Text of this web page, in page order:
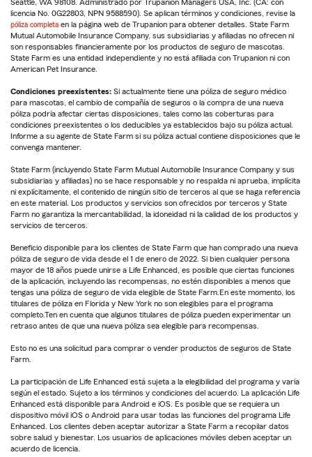
Seattle, WA 98108. Administrado por Trupanion Managers USA, Inc. (CA: con
licencia No. 0G22803, NPN 9588590). Se aplican términos y condiciones, revise la
póliza completa en la página web de Trupanion para obtener detalles. State Farm
Mutual Automobile Insurance Company, sus subsidiarias y afiliadas no ofrecen ni
son responsables financieramente por los productos de seguro de mascotas.
State Farm es una entidad independiente y no está afiliada con Trupanion ni con
American Pet Insurance.
Condiciones preexistentes: Si actualmente tiene una póliza de seguro médico
para mascotas, el cambio de compañía de seguros o la compra de una nueva
póliza podría afectar ciertas disposiciones, tales como las coberturas para
condiciones preexistentes o los deducibles ya establecidos bajo su póliza actual.
Informe a su agente de State Farm si su póliza actual contiene disposiciones que le
convenga mantener.
State Farm (incluyendo State Farm Mutual Automobile Insurance Company y sus
subsidiarias y afiliadas) no se hace responsable y no respalda ni aprueba, implícita
ni explícitamente, el contenido de ningún sitio de terceros al que se haga referencia
en este material. Los productos y servicios son ofrecidos por terceros y State
Farm no garantiza la mercantabilidad, la idoneidad ni la calidad de los productos y
servicios de terceros.
Beneficio disponible para los clientes de State Farm que han comprado una nueva
póliza de seguro de vida desde el 1 de enero de 2022. Si bien cualquier persona
mayor de 18 años puede unirse a Life Enhanced, es posible que ciertas funciones
de la aplicación, incluyendo las recompensas, no estén disponibles a menos que
tengas una póliza de seguro de vida elegible de State Farm.En este momento, los
titulares de póliza en Florida y New York no son elegibles para el programa
completo.Ten en cuenta que algunos titulares de póliza pueden experimentar un
retraso antes de que una nueva póliza sea elegible para recompensas.
Esto no es una solicitud para comprar o vender productos de seguros de State
Farm.
La participación de Life Enhanced está sujeta a la elegibilidad del programa y varía
según el estado. Sujeto a los términos y condiciones del acuerdo. La aplicación Life
Enhanced está disponible para Android e iOS. Es posible que se requiera un
dispositivo móvil iOS o Android para usar todas las funciones del programa Life
Enhanced. Los clientes deben aceptar autorizar a State Farm a recopilar datos
sobre salud y bienestar. Los usuarios de aplicaciones móviles deben aceptar un
acuerdo de licencia.